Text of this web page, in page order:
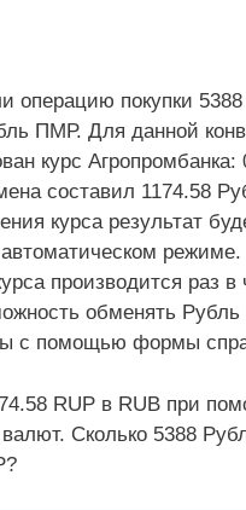
операцию покупки
ПМР. Для данной
курс Агропромбанка:
составил 1174.58
курса результат
режиме.
производится раз в
обменять
с помощью формы
RUP в RUB при
валют. Сколько 5388